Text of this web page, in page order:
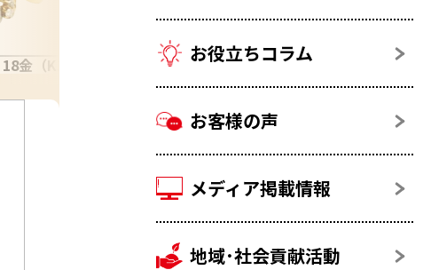
18金（K18）
18金 その他
お役立ちコラム
お客様の声
メディア掲載情報
地域･社会貢献活動